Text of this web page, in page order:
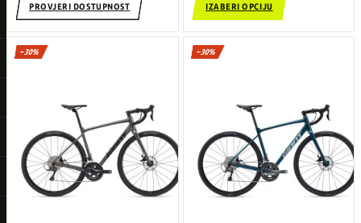
PROVJERI DOSTUPNOST IZABERI OPCIJU
−30% −30%